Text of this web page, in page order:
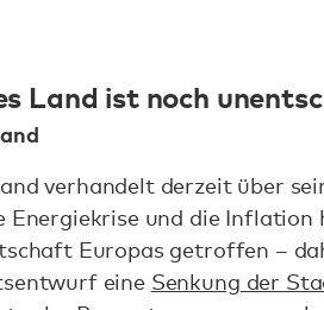
Land ist noch
verhandelt derzeit über
Energiekrise und die Inflation
Europas getroffen –
eine Senkung der